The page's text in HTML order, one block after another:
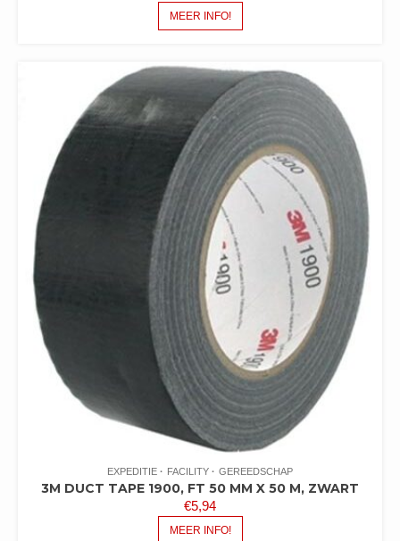
MEER INFO!
EXPEDITIE FACILITY GEREEDSCHAP
3M DUCT TAPE 1900, FT 50 MM X 50 M, ZWART
€5,94
MEER INFO!